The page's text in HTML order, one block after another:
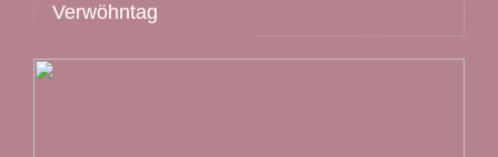
Verwöhntag